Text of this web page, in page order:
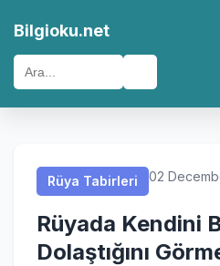
Bilgioku.net
Rüya Tabirleri 02
Rüyada Kendini
Dolaştığını
Rüya Tabirleri
Rüya Tabirleri
Rüya Tabirleri
Rüya Tabirleri